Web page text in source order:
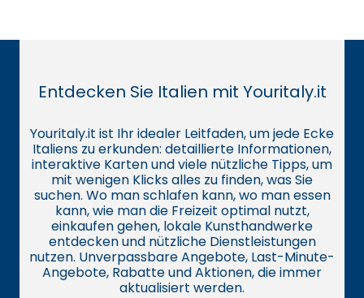
Entdecken Sie Italien mit Youritaly.it
Youritaly.it ist Ihr idealer Leitfaden, um jede Ecke
Italiens zu erkunden: detaillierte Informationen,
interaktive Karten und viele nützliche Tipps, um
mit wenigen Klicks alles zu finden, was Sie
suchen. Wo man schlafen kann, wo man essen
kann, wie man die Freizeit optimal nutzt,
einkaufen gehen, lokale Kunsthandwerke
entdecken und nützliche Dienstleistungen
nutzen. Unverpassbare Angebote, Last-Minute-
Angebote, Rabatte und Aktionen, die immer
aktualisiert werden.